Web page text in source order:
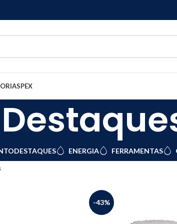
PEX
DESTAQUES ENERGIA FERRAMENTAS
-43%